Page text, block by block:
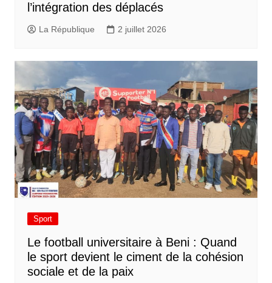
l’intégration des déplacés​
La République 2 juillet 2026
Sport
Le football universitaire à Beni : Quand
le sport devient le ciment de la cohésion
sociale et de la paix